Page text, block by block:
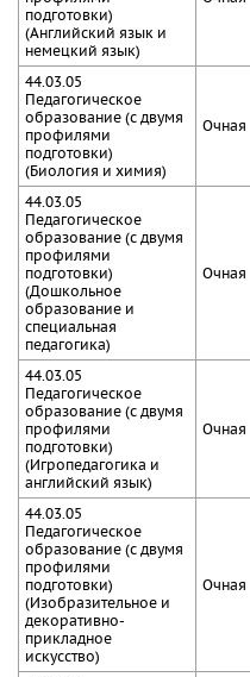
подготовки)
(Английский язык и
немецкий язык)
44.03.05
Педагогическое
образование (с двумя
профилями
подготовки)
(Биология и химия)
Очная
44.03.05
Педагогическое
образование (с двумя
профилями
подготовки)
(Дошкольное
образование и
специальная
педагогика)
Очная
44.03.05
Педагогическое
образование (с двумя
профилями
подготовки)
(Игропедагогика и
английский язык)
Очная
44.03.05
Педагогическое
образование (с двумя
профилями
подготовки)
(Изобразительное и
декоративно-
прикладное
искусство)
Очная